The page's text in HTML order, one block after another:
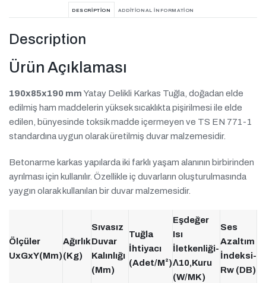
DESCRIPTION ADDITIONAL INFORMATION
Description
Ürün Açıklaması
190x85x190 mm Yatay Delikli Karkas Tuğla, doğadan elde
edilmiş ham maddelerin yüksek sıcaklıkta pişirilmesi ile elde
edilen, bünyesinde toksik madde içermeyen ve TS EN 771-1
standardına uygun olarak üretilmiş duvar malzemesidir.
Betonarme karkas yapılarda iki farklı yaşam alanının birbirinden
ayrılması için kullanılır. Özellikle iç duvarların oluşturulmasında
yaygın olarak kullanılan bir duvar malzemesidir.
Ölçüler
UxGxY(mm)
Ağırlık
(kg)
Sıvasız
Duvar
Kalınlığı
(mm)
Tuğla
İhtiyacı
(Adet/m²)
Eşdeğer
Isı
İletkenliği-
Λ10,Kuru
(W/mK)
Ses
Azaltım
İndeksi-
Rw (dB)